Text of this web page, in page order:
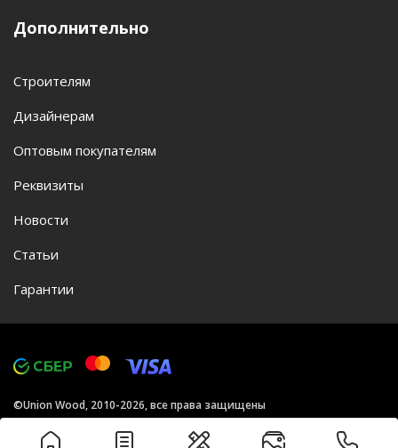
Дополнительно
Строителям
Дизайнерам
Оптовым покупателям
Реквизиты
Новости
Статьи
Гарантии
©Union Wood, 2010-2026, все права защищены